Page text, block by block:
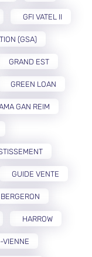
GFI VATEL II
(GSA)
GRAND EST
GREEN LOAN
GAN REIM
GUIDE VENTE
HARROW
VIENNE